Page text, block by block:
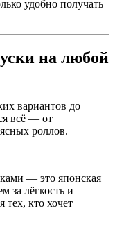
удобно получать
на любой
вариантов до
всё — от
роллов.
— это японская
за лёгкость и
кто хочет